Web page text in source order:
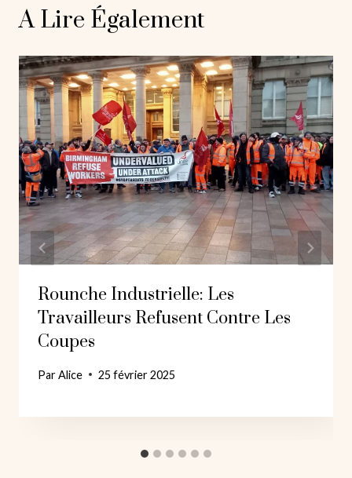
A Lire Également
Rounche Industrielle: Les
Travailleurs Refusent Contre Les
Coupes
ParAlice 25 février 2025